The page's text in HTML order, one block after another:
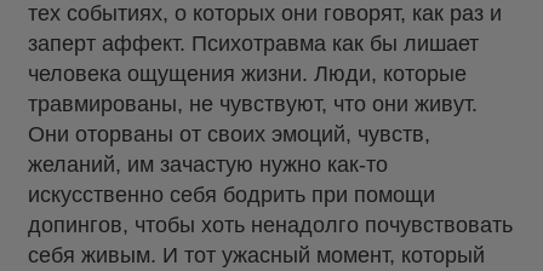
тех событиях, о которых они говорят, как раз и
заперт аффект. Психотравма как бы лишает
человека ощущения жизни. Люди, которые
травмированы, не чувствуют, что они живут.
Они оторваны от своих эмоций, чувств,
желаний, им зачастую нужно как-то
искусственно себя бодрить при помощи
допингов, чтобы хоть ненадолго почувствовать
себя живым. И тот ужасный момент, который